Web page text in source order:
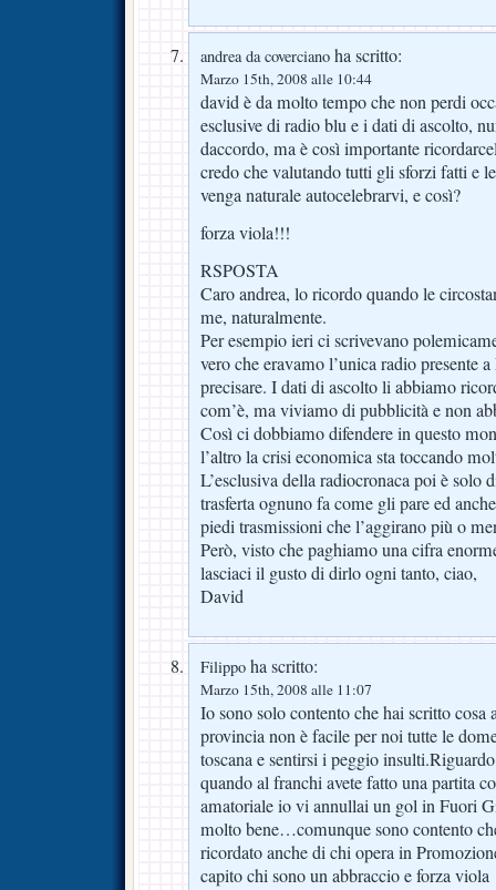
andrea da coverciano ha scritto:
Marzo 15th, 2008 alle 10:44
david è da molto tempo che non perdi
esclusive di radio blu e i dati di ascolto,
daccordo, ma è così importante
credo che valutando tutti gli sforzi fatti e
venga naturale autocelebrarvi, e così?
forza viola!!!
RSPOSTA
Caro andrea, lo ricordo quando le
me, naturalmente.
Per esempio ieri ci scrivevano
vero che eravamo l’unica radio presente
precisare. I dati di ascolto li abbiamo
com’è, ma viviamo di pubblicità e non
Così ci dobbiamo difendere in questo
l’altro la crisi economica sta toccando
L’esclusiva della radiocronaca poi è solo
trasferta ognuno fa come gli pare ed
piedi trasmissioni che l’aggirano più o
Però, visto che paghiamo una cifra
lasciaci il gusto di dirlo ogni tanto, ciao,
David
Filippo ha scritto:
Marzo 15th, 2008 alle 11:07
Io sono solo contento che hai scritto cosa
provincia non è facile per noi tutte le
toscana e sentirsi i peggio
quando al franchi avete fatto una partita
amatoriale io vi annullai un gol in Fuori
molto bene…comunque sono contento
ricordato anche di chi opera in
capito chi sono un abbraccio e forza viola